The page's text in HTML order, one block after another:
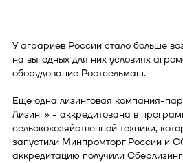
У аграриев России стало больше
на выгодных для них условиях
оборудование Ростсельмаш.
Еще одна лизинговая компания-
Лизинг» - аккредитована в
сельскохозяйственной техники,
запустили Минпромторг России
аккредитацию получили